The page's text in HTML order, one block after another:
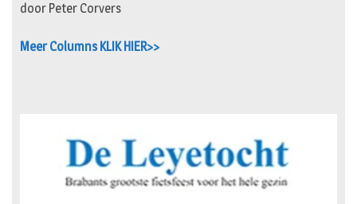
door Peter Corvers
Meer Columns KLIK HIER>>